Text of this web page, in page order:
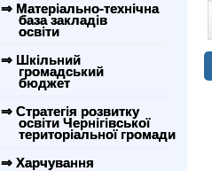
⇒ Матеріально-технічна
база закладів
освіти
⇒ Шкільний
громадський
бюджет
⇒ Стратегія розвитку
освіти Чернігівської
територіальної громади
⇒ Харчування